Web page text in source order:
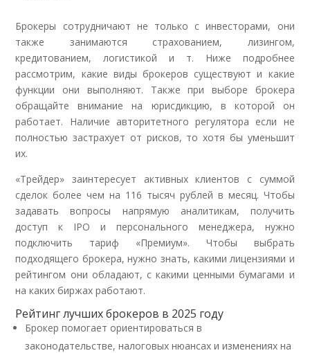
Брокеры сотрудничают не только с инвесторами, они
также занимаются страхованием, лизингом,
кредитованием, логистикой и т. Ниже подробнее
рассмотрим, какие виды брокеров существуют и какие
функции они выполняют. Также при выборе брокера
обращайте внимание на юрисдикцию, в которой он
работает. Наличие авторитетного регулятора если не
полностью застрахует от рисков, то хотя бы уменьшит
их.
«Трейдер» заинтересует активных клиентов с суммой
сделок более чем на 116 тысяч рублей в месяц. Чтобы
задавать вопросы напрямую аналитикам, получить
доступ к IPO и персонального менеджера, нужно
подключить тариф «Премиум». Чтобы выбрать
подходящего брокера, нужно знать, какими лицензиями и
рейтингом они обладают, с какими ценными бумагами и
на каких биржах работают.
Рейтинг лучших брокеров в 2025 году
Брокер помогает ориентироваться в
законодательстве, налоговых нюансах и изменениях на